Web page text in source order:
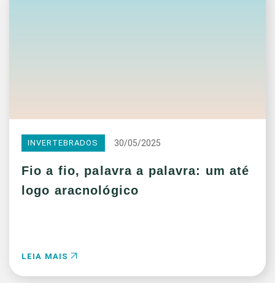
INVERTEBRADOS 30/05/2025
Fio a fio, palavra a palavra: um até
logo aracnológico
LEIA MAIS